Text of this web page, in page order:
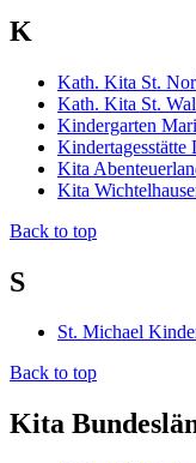
K
Kath. Kita St.
Kath. Kita St.
Kindergarten
Kindertagesstätte
Kita
Kita
Back to top
S
St. Michael
Back to top
Kita